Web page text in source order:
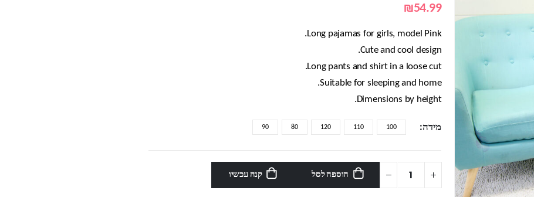
₪54.99
Long pajamas for girls, model Pink.
Cute and cool design.
Long pants and shirt in a loose cut.
Suitable for sleeping and home.
Dimensions by height.
מידה 100
110
120
80
90
הוספה לסל קנה עכשיו